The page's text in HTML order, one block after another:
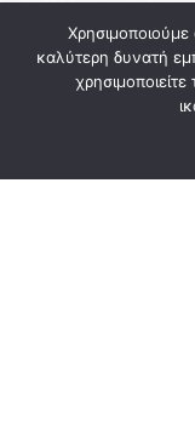
καλύτερη δυνατή